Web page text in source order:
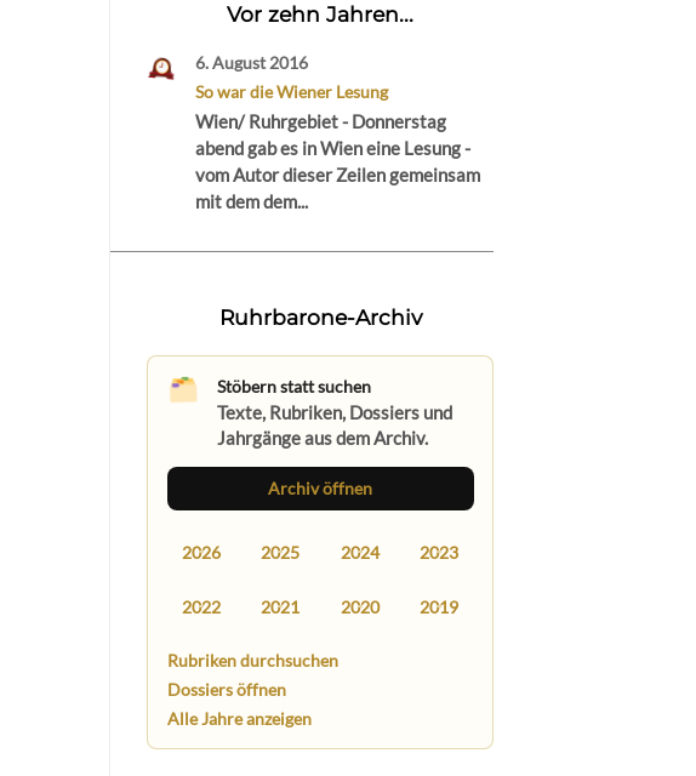
Vor zehn Jahren...
6. August 2016
So war die Wiener Lesung
Wien/ Ruhrgebiet - Donnerstag
abend gab es in Wien eine Lesung -
vom Autor dieser Zeilen gemeinsam
mit dem dem...
Ruhrbarone-Archiv
Stöbern statt suchen
Texte, Rubriken, Dossiers und
Jahrgänge aus dem Archiv.
Archiv öffnen
2026 2025 2024 2023
2022 2021 2020 2019
Rubriken durchsuchen
Dossiers öffnen
Alle Jahre anzeigen